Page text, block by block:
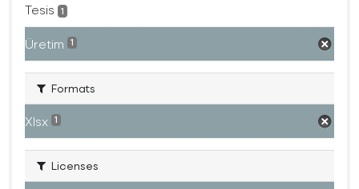
Tesis 1
Üretim 1
Formats
Xlsx 1
Licenses